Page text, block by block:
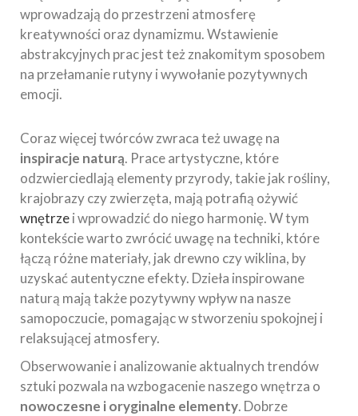
wprowadzają do przestrzeni atmosferę
kreatywności oraz dynamizmu. Wstawienie
abstrakcyjnych prac jest też znakomitym sposobem
na przełamanie rutyny i wywołanie pozytywnych
emocji.
Coraz więcej twórców zwraca też uwagę na
inspiracje naturą. Prace artystyczne, które
odzwierciedlają elementy przyrody, takie jak rośliny,
krajobrazy czy zwierzęta, mają potrafią ożywić
wnętrzei wprowadzić do niego harmonię. W tym
kontekście warto zwrócić uwagę na techniki, które
łączą różne materiały, jak drewno czy wiklina, by
uzyskać autentyczne efekty. Dzieła inspirowane
naturą mają także pozytywny wpływ na nasze
samopoczucie, pomagając w stworzeniu spokojnej i
relaksującej atmosfery.
Obserwowanie i analizowanie aktualnych trendów
sztuki pozwala na wzbogacenie naszego wnętrza o
nowoczesne i oryginalne elementy. Dobrze